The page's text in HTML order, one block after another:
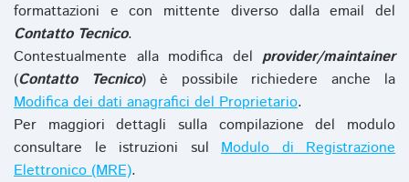
formattazioni e con mittente diverso dalla email del
Contatto Tecnico.
Contestualmente alla modifica del provider/maintainer
(Contatto Tecnico) è possibile richiedere anche la
Modifica dei dati anagrafici del Proprietario.
Per maggiori dettagli sulla compilazione del modulo
consultare le istruzioni sul Modulo di Registrazione
Elettronico (MRE).